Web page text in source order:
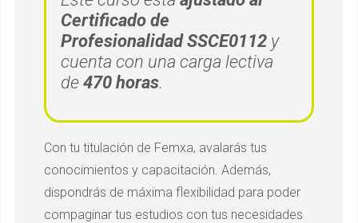
Certificado de
Profesionalidad SSCE0112 y
cuenta con una carga lectiva
de 470 horas.
Con tu titulación de Femxa, avalarás tus
conocimientos y capacitación. Además,
dispondrás de máxima flexibilidad para poder
compaginar tus estudios con tus necesidades